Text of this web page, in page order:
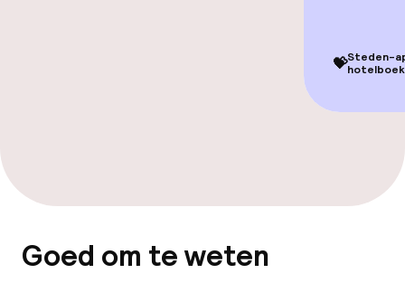
Zonneterras
💝Steden-
Goed om te weten